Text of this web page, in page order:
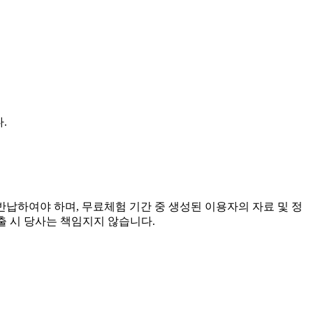
.
하여야 하며, 무료체험 기간 중 생성된 이용자의 자료 및 정
시 당사는 책임지지 않습니다.